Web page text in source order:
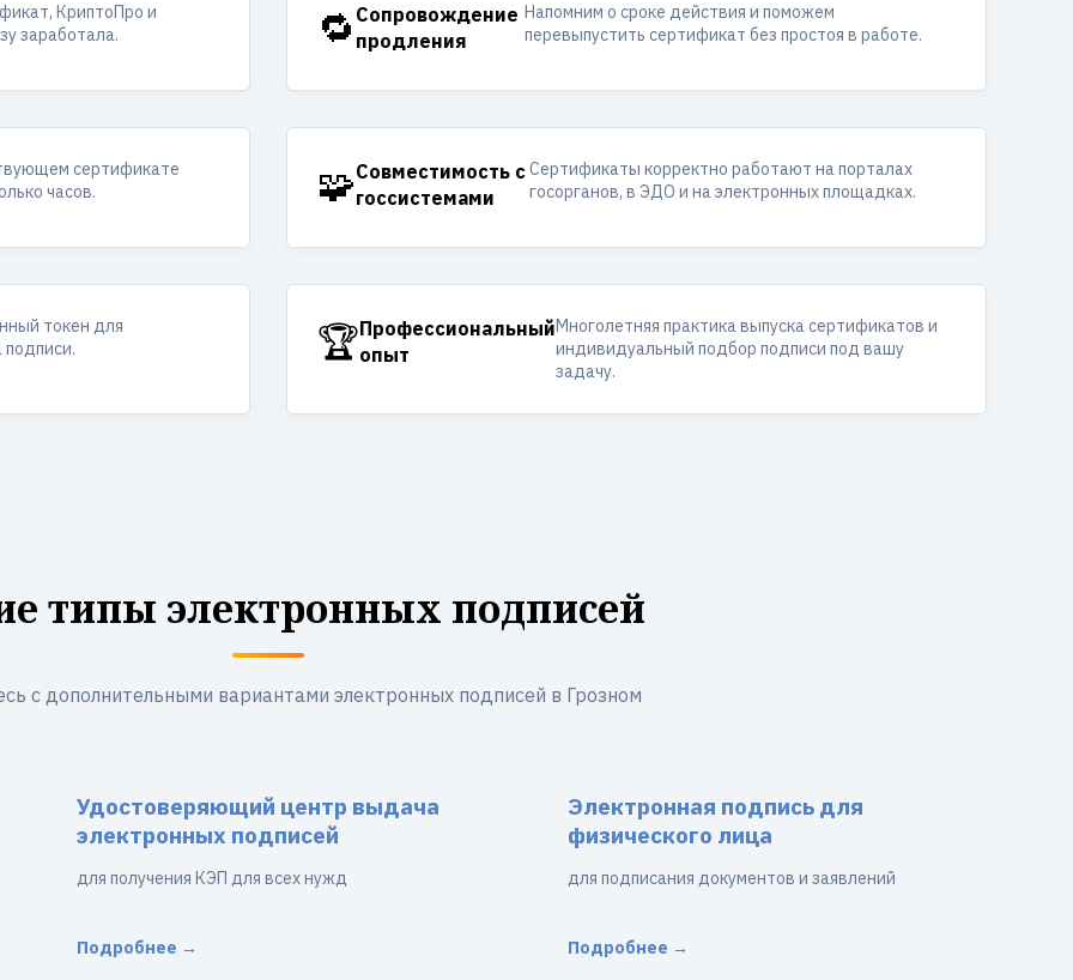
КриптоПро и
заработала.
🔁 Сопровождение
продления
Напомним о сроке действия и поможем
перевыпустить сертификат без простоя в работе.
сертификате
часов.
🧩Совместимость с
госсистемами
Сертификаты корректно работают на порталах
госорганов, в ЭДО и на электронных площадках.
токен для
подписи.
🏆Профессиональный
опыт
Многолетняя практика выпуска сертификатов и
индивидуальный подбор подписи под вашу
задачу.
типы электронных подписей
с дополнительными вариантами электронных подписей в Грозном
Удостоверяющий центр выдача
электронных подписей
для получения КЭП для всех нужд
Подробнее →
Электронная подпись для
физического лица
для подписания документов и заявлений
Подробнее →